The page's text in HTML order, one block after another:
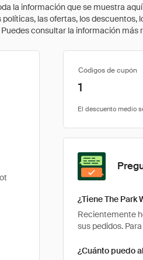
la información que se muestra
las ofertas, los
consultar la información más
Códigos de cupón
1
¿Tiene The Park
Recientemente
sus pedidos.
¿Cuánto puedo